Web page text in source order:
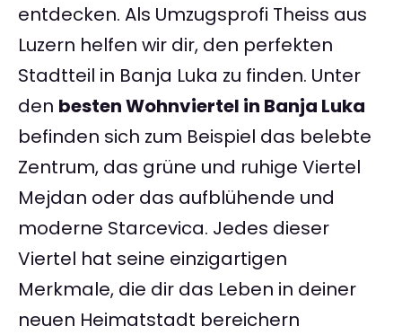
entdecken. Als Umzugsprofi Theiss aus
Luzern helfen wir dir, den perfekten
Stadtteil in Banja Luka zu finden. Unter
den besten Wohnviertel in Banja Luka
befinden sich zum Beispiel das belebte
Zentrum, das grüne und ruhige Viertel
Mejdan oder das aufblühende und
moderne Starcevica. Jedes dieser
Viertel hat seine einzigartigen
Merkmale, die dir das Leben in deiner
neuen Heimatstadt bereichern